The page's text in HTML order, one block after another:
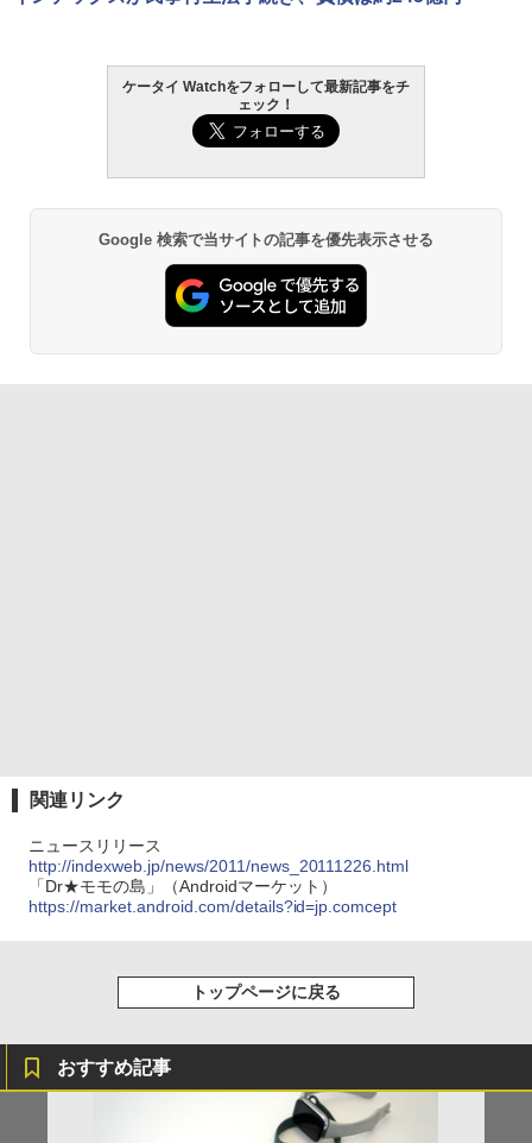
ケータイ Watchをフォローして最新記事をチ
ェック！
Google 検索で当サイトの記事を優先表示させる
関連リンク
ニュースリリース
http://indexweb.jp/news/2011/news_20111226.html
「Dr★モモの島」（Androidマーケット）
https://market.android.com/details?id=jp.comcept
トップページに戻る
おすすめ記事